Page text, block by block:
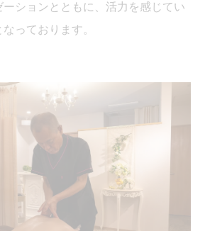
ションとともに、活力を感じてい
っております。